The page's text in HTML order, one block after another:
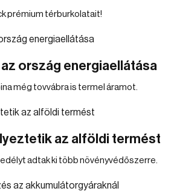
prémium térburkolatait!
az ország energiaellátása
még tovvábra is termel áramot.
az alföldi termést
adtak ki több növényvédőszerre.